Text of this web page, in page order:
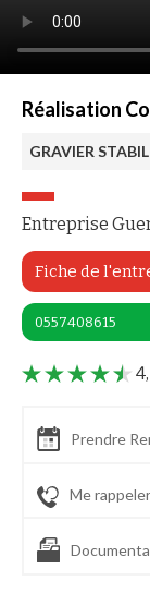
Réalisation
GRAVIER
Entreprise
Fiche de
0557408615
Prendre
Me rappeler